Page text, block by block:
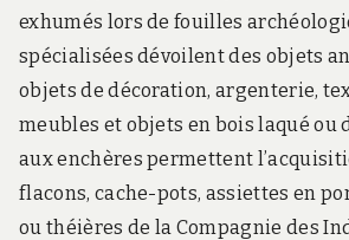
exhumés lors de fouilles
spécialisées dévoilent des objets
objets de décoration, argenterie,
meubles et objets en bois laqué ou
aux enchères permettent
flacons, cache-pots, assiettes en
ou théières de la Compagnie des